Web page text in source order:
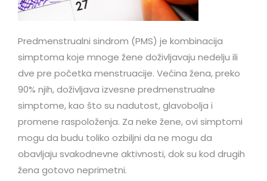
Predmenstrualni sindrom (PMS) je kombinacija
simptoma koje mnoge žene doživljavaju nedelju ili
dve pre početka menstruacije. Većina žena, preko
90% njih, doživljava izvesne predmenstrualne
simptome, kao što su nadutost, glavobolja i
promene raspoloženja. Za neke žene, ovi simptomi
mogu da budu toliko ozbiljni da ne mogu da
obavljaju svakodnevne aktivnosti, dok su kod drugih
žena gotovo neprimetni.